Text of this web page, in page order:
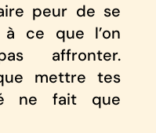
peur de se
ce que l’on
affronter.
mettre tes
ne fait que